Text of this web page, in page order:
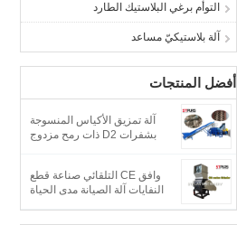
التوأم برغي البلاستيك الطارد
آلة بلاستيكيّ مساعد
أفضل المنتجات
آلة تمزيق الأكياس المنسوجة
بشفرات D2 ذات رمح مزدوج
وافق CE التلقائي صناعة قطع
النفايات آلة الصيانة مدى الحياة